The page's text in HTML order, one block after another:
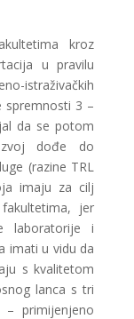
kroz
u pravilu
istraživačkih
spremnosti 3 –
da se potom
dođe do
(razine TRL
imaju za cilj
jer
laboratorije i
imati u vidu da
s kvalitetom
lanca s tri
– primijenjeno